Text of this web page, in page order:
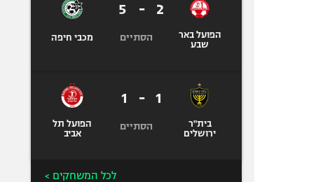
הפועל באר
שבע
2
-
5
הסתיים מכבי חיפה
בית"ר
ירושלים
1
-
1
הסתיים
הפועל תל
אביב
לכל המשחקים >